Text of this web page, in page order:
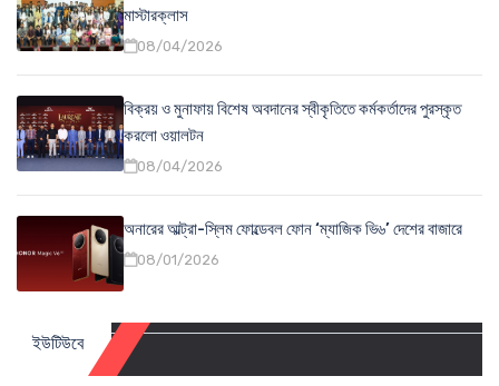
মাস্টারক্লাস
08/04/2026
বিক্রয় ও মুনাফায় বিশেষ অবদানের স্বীকৃতিতে কর্মকর্তাদের পুরস্কৃত
করলো ওয়ালটন
08/04/2026
অনারের আল্ট্রা-স্লিম ফোল্ডেবল ফোন ‘ম্যাজিক ভি৬’ দেশের বাজারে
08/01/2026
ইউটিউবে